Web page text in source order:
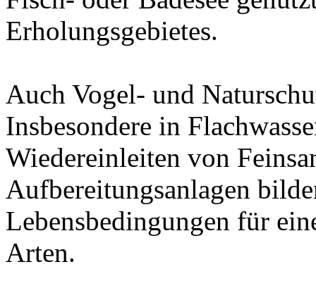
Erholungsgebietes.
Auch Vogel- und
Insbesondere in
Wiedereinleiten von
Aufbereitungsanlagen
Lebensbedingungen für
Arten.